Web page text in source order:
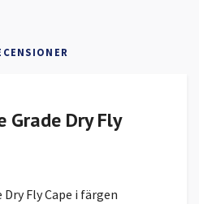
Grade Dry Fly
Fly Cape i färgen